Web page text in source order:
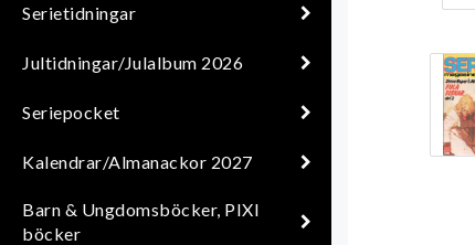
Serietidningar
Jultidningar/Julalbum 2026
Seriepocket
Kalendrar/Almanackor 2027
Barn & Ungdomsböcker, PIXI
böcker